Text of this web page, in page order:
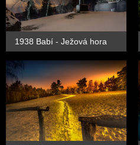
1938 Babí - Ježová hora